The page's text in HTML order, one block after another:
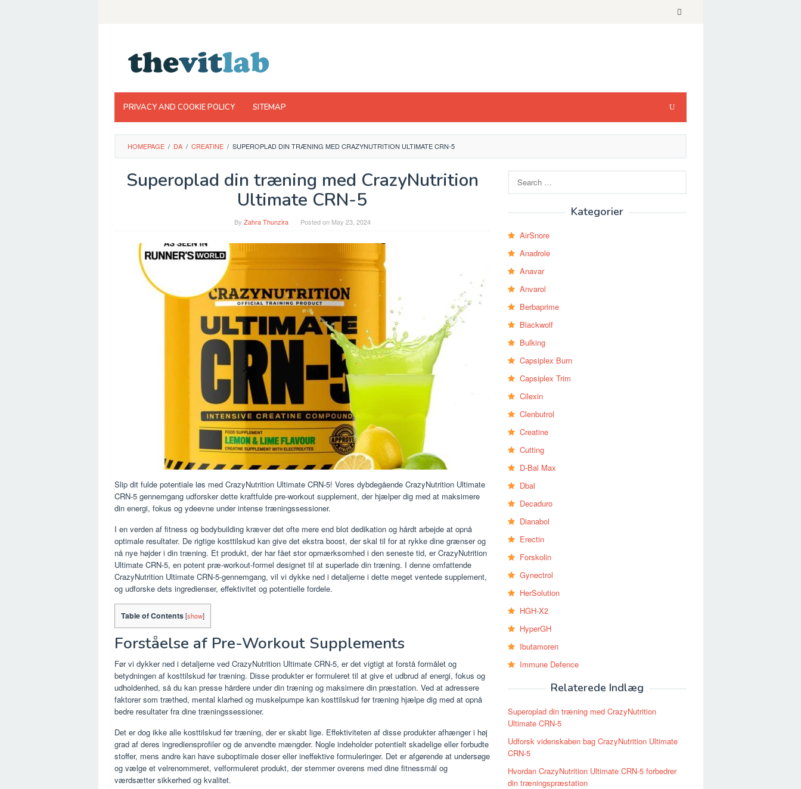
PRIVACY AND COOKIE POLICY SITEMAP
HOMEPAGE / DA / CREATINE / SUPEROPLAD DIN TRÆNING MED CRAZYNUTRITION ULTIMATE CRN-5
Superoplad din træning med CrazyNutrition
Ultimate CRN-5
By Zahra Thunzira Posted on May 23, 2024
Slip dit fulde potentiale løs med CrazyNutrition Ultimate CRN-5! Vores dybdegående CrazyNutrition Ultimate
CRN-5 gennemgang udforsker dette kraftfulde pre-workout supplement, der hjælper dig med at maksimere
din energi, fokus og ydeevne under intense træningssessioner.
I en verden af ​​fitness og bodybuilding kræver det ofte mere end blot dedikation og hårdt arbejde at opnå
optimale resultater. De rigtige kosttilskud kan give det ekstra boost, der skal til for at rykke dine grænser og
nå nye højder i din træning. Et produkt, der har fået stor opmærksomhed i den seneste tid, er CrazyNutrition
Ultimate CRN-5, en potent præ-workout-formel designet til at superlade din træning. I denne omfattende
CrazyNutrition Ultimate CRN-5-gennemgang, vil vi dykke ned i detaljerne i dette meget ventede supplement,
og udforske dets ingredienser, effektivitet og potentielle fordele.
Table of Contents[show]
Forståelse af Pre-Workout Supplements
Før vi dykker ned i detaljerne ved CrazyNutrition Ultimate CRN-5, er det vigtigt at forstå formålet og
betydningen af ​​kosttilskud før træning. Disse produkter er formuleret til at give et udbrud af energi, fokus og
udholdenhed, så du kan presse hårdere under din træning og maksimere din præstation. Ved at adressere
faktorer som træthed, mental klarhed og muskelpumpe kan kosttilskud før træning hjælpe dig med at opnå
bedre resultater fra dine træningssessioner.
Det er dog ikke alle kosttilskud før træning, der er skabt lige. Effektiviteten af ​​disse produkter afhænger i høj
grad af deres ingrediensprofiler og de anvendte mængder. Nogle indeholder potentielt skadelige eller forbudte
stoffer, mens andre kan have suboptimale doser eller ineffektive formuleringer. Det er afgørende at undersøge
og vælge et velrenommeret, velformuleret produkt, der stemmer overens med dine fitnessmål og
værdsætter sikkerhed og kvalitet.
for:
Kategorier
AirSnore
Anadrole
Anavar
Anvarol
Berbaprime
Blackwolf
Bulking
Capsiplex Burn
Capsiplex Trim
Cilexin
Clenbutrol
Creatine
Cutting
D-Bal Max
Dbal
Decaduro
Dianabol
Erectin
Forskolin
Gynectrol
HerSolution
HGH-X2
HyperGH
Ibutamoren
Immune Defence
Relaterede Indlæg
Superoplad din træning med CrazyNutrition
Ultimate CRN-5
Udforsk videnskaben bag CrazyNutrition Ultimate
CRN-5
Hvordan CrazyNutrition Ultimate CRN-5 forbedrer
din træningspræstation